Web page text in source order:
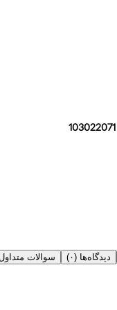
103022071
دیدگاه‌ها (۰) سوالات